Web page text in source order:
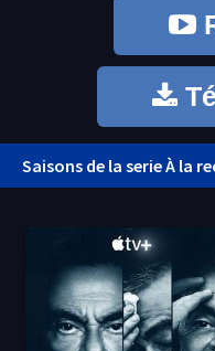
Saisons de la serie À la